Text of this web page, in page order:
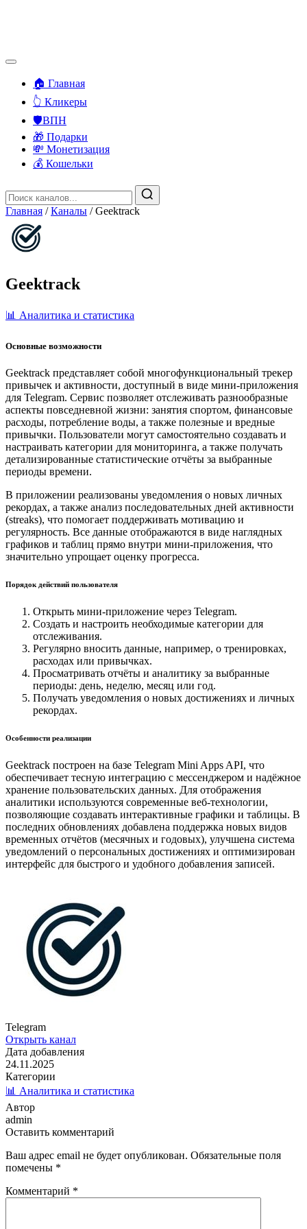
🏠 Главная
👆 Кликеры
🛡️ВПН
🎁 Подарки
💸 Монетизация
💰 Кошельки
Главная / Каналы / Geektrack
Geektrack
📊 Аналитика и статистика
Основные возможности
Geektrack представляет собой многофункциональный трекер
привычек и активности, доступный в виде мини-приложения
для Telegram. Сервис позволяет отслеживать разнообразные
аспекты повседневной жизни: занятия спортом, финансовые
расходы, потребление воды, а также полезные и вредные
привычки. Пользователи могут самостоятельно создавать и
настраивать категории для мониторинга, а также получать
детализированные статистические отчёты за выбранные
периоды времени.
В приложении реализованы уведомления о новых личных
рекордах, а также анализ последовательных дней активности
(streaks), что помогает поддерживать мотивацию и
регулярность. Все данные отображаются в виде наглядных
графиков и таблиц прямо внутри мини-приложения, что
значительно упрощает оценку прогресса.
Порядок действий пользователя
Открыть мини-приложение через Telegram.
Создать и настроить необходимые категории для
отслеживания.
Регулярно вносить данные, например, о тренировках,
расходах или привычках.
Просматривать отчёты и аналитику за выбранные
периоды: день, неделю, месяц или год.
Получать уведомления о новых достижениях и личных
рекордах.
Особенности реализации
Geektrack построен на базе Telegram Mini Apps API, что
обеспечивает тесную интеграцию с мессенджером и надёжное
хранение пользовательских данных. Для отображения
аналитики используются современные веб-технологии,
позволяющие создавать интерактивные графики и таблицы. В
последних обновлениях добавлена поддержка новых видов
временных отчётов (месячных и годовых), улучшена система
уведомлений о персональных достижениях и оптимизирован
интерфейс для быстрого и удобного добавления записей.
Telegram
Открыть канал
Дата добавления
24.11.2025
Категории
📊 Аналитика и статистика
Автор
admin
Оставить комментарий
Ваш адрес email не будет опубликован. Обязательные поля
помечены *
Комментарий *